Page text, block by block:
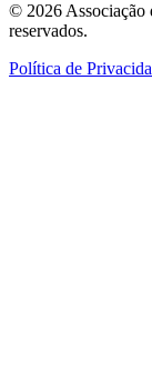
© 2026 Associação
reservados.
Política de